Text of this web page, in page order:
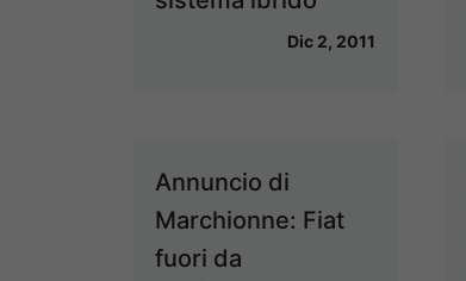
Dic 2, 2011
Annuncio di
Marchionne: Fiat
fuori da